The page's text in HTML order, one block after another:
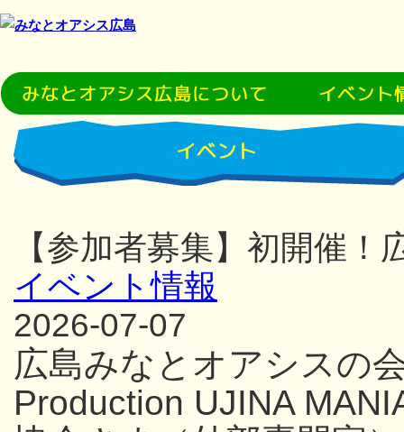
【参加者募集】初開催
イベント情報
2026-07-07
広島みなとオアシスの
Production UJINA